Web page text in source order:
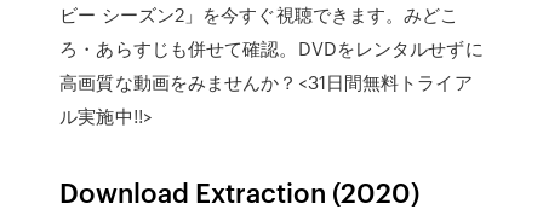
ビー シーズン2」を今すぐ視聴できます。みどこ
ろ・あらすじも併せて確認。DVDをレンタルせずに
高画質な動画をみませんか？<31日間無料トライア
ル実施中!!>
Download Extraction (2020)